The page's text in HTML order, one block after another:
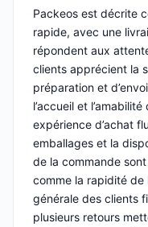
Packeos est décrite
rapide, avec une
répondent aux
clients apprécient la
préparation et
l’accueil et
expérience d’achat
emballages et la
de la commande
comme la rapidité
générale des clients
plusieurs retours